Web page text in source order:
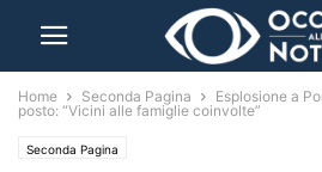
Home Seconda Pagina
Esplosione a
posto: “Vicini alle famiglie coinvolte”
Seconda Pagina